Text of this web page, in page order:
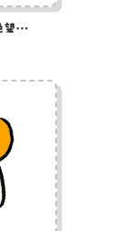
心にゆとりがない絶望状態のひよこのイラスト